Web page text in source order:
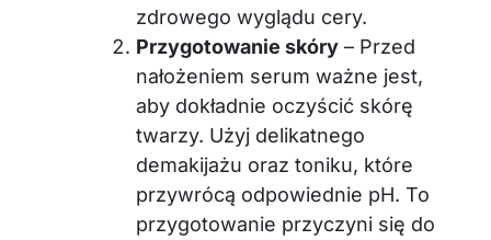
zdrowego wyglądu cery.
Przygotowanie skóry – Przed
nałożeniem serum ważne jest,
aby dokładnie oczyścić skórę
twarzy. Użyj delikatnego
demakijażu oraz toniku, które
przywrócą odpowiednie pH. To
przygotowanie przyczyni się do